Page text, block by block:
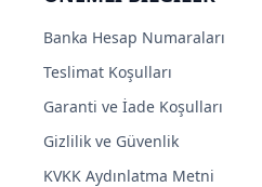
Banka Hesap Numaraları
Teslimat Koşulları
Garanti ve İade Koşulları
Gizlilik ve Güvenlik
KVKK Aydınlatma Metni